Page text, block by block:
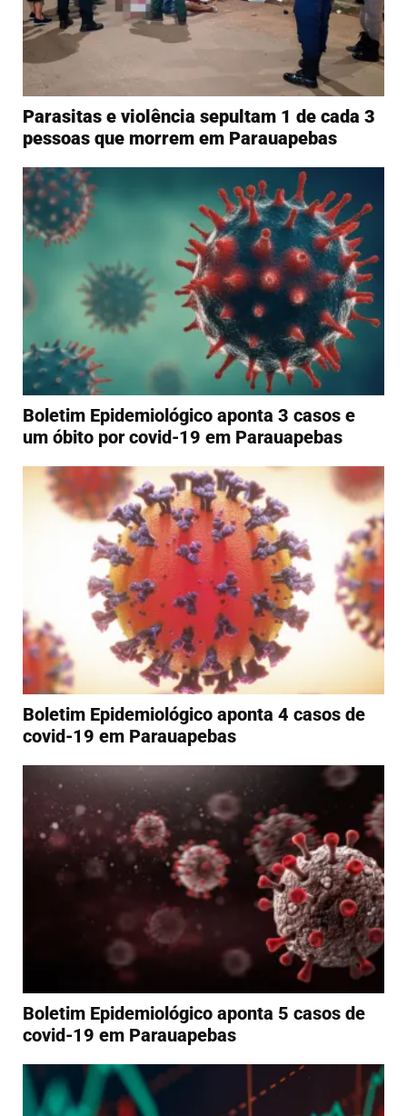
Parasitas e violência sepultam 1 de cada 3
pessoas que morrem em Parauapebas
Boletim Epidemiológico aponta 3 casos e
um óbito por covid-19 em Parauapebas
Boletim Epidemiológico aponta 4 casos de
covid-19 em Parauapebas
Boletim Epidemiológico aponta 5 casos de
covid-19 em Parauapebas